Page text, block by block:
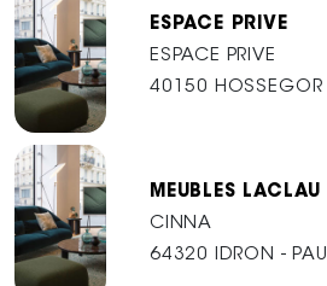
ESPACE PRIVE
ESPACE PRIVE
40150 HOSSEGOR
MEUBLES LACLAU
CINNA
64320 IDRON - PAU